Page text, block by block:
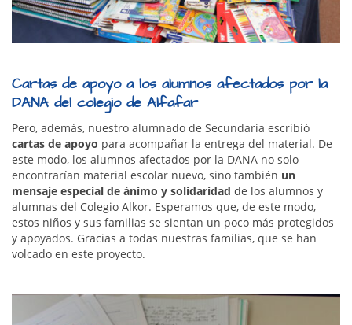
Cartas de apoyo a los alumnos afectados por la
DANA del colegio de Alfafar
Pero, además, nuestro alumnado de Secundaria escribió
cartas de apoyo para acompañar la entrega del material. De
este modo, los alumnos afectados por la DANA no solo
encontrarían material escolar nuevo, sino también un
mensaje especial de ánimo y solidaridad de los alumnos y
alumnas del Colegio Alkor. Esperamos que, de este modo,
estos niños y sus familias se sientan un poco más protegidos
y apoyados. Gracias a todas nuestras familias, que se han
volcado en este proyecto.